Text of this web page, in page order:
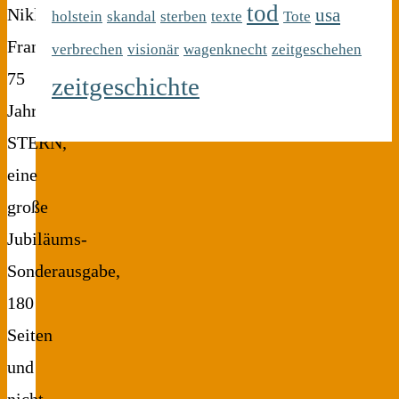
Niklas
Frank
75
Jahre
STERN,
eine
große
Jubiläums-
Sonderausgabe,
180
Seiten
und
holstein skandal sterben texte tod Tote usa
verbrechen visionär wagenknecht zeitgeschehen
zeitgeschichte